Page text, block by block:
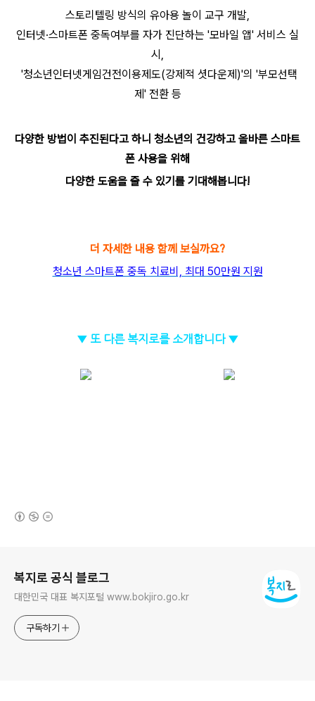
스토리텔링 방식의 유아용 놀이 교구 개발,
인터넷·스마트폰 중독여부를 자가 진단하는 '모바일 앱' 서비스 실
시,
'청소년인터넷게임건전이용제도(강제적 셧다운제)'의 '부모선택
제' 전환 등
다양한 방법이 추진된다고 하니 청소년의 건강하고 올바른 스마트
폰 사용을 위해
다양한 도움을 줄 수 있기를 기대해봅니다!
더 자세한 내용 함께 보실까요?
청소년 스마트폰 중독 치료비, 최대 50만원 지원
▼ 또 다른 복지로를 소개합니다 ▼
복지로 공식 블로그
대한민국 대표 복지포털 www.bokjiro.go.kr
구독하기